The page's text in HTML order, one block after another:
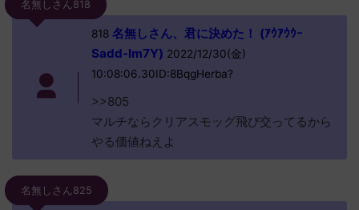
名無しさん818
818名無しさん、君に決めた！ (ｱｳｱｳｳｰ
Sadd-lm7Y) 2022/12/30(金)
10:08:06.30ID:8BqgHerba?
>>805
マルチならクリアスモッグ飛び交ってるから
やる価値ねえよ
名無しさん825